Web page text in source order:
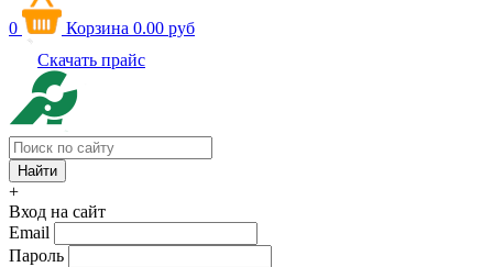
0 Корзина 0.00 руб
Скачать прайс
+
Вход на сайт
Email
Пароль